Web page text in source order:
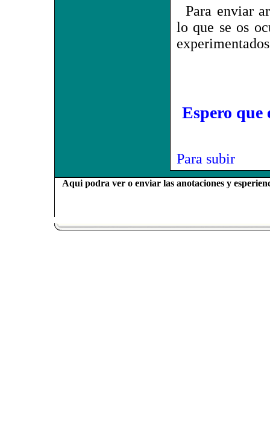
Para enviar
lo que se os
Espero que
Para subir
Aqui podra ver o enviar las anotaciones y